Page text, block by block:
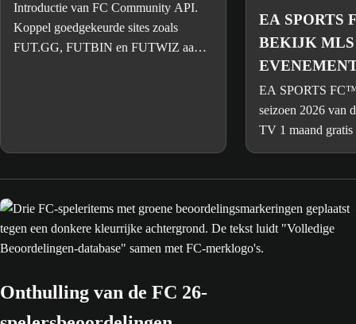
Introductie van FC Community API.
Koppel goedgekeurde sites zoals
FUT.GG, FUTBIN en FUTWIZ aan
EA SPORTS
BEKIJK
FCM TV
EA SPORTS
seizoen 2026 van
TV 1 maand
uitgezonden
Onthulling van de FC 26-